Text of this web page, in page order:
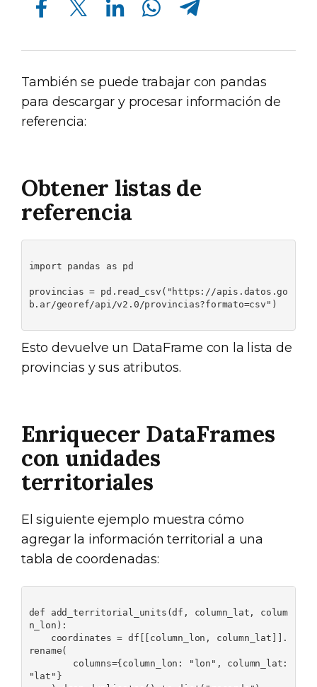
También se puede trabajar con pandas
para descargar y procesar información de
referencia:
Obtener listas de
referencia
import pandas as pd
provincias = pd.read_csv("https://apis.datos.go
b.ar/georef/api/v2.0/provincias?formato=csv")
Esto devuelve un DataFrame con la lista de
provincias y sus atributos.
Enriquecer DataFrames
con unidades
territoriales
El siguiente ejemplo muestra cómo
agregar la información territorial a una
tabla de coordenadas:
def add_territorial_units(df, column_lat, colum
n_lon):
rename(
"lat"}